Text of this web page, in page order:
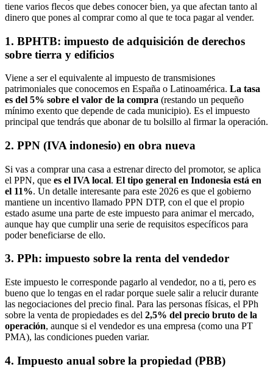
tiene varios flecos que debes conocer bien, ya que afectan tanto al
dinero que pones al comprar como al que te toca pagar al vender.
1. BPHTB: impuesto de adquisición de derechos
sobre tierra y edificios
Viene a ser el equivalente al impuesto de transmisiones
patrimoniales que conocemos en España o Latinoamérica. La tasa
es del 5% sobre el valor de la compra (restando un pequeño
mínimo exento que depende de cada municipio). Es el impuesto
principal que tendrás que abonar de tu bolsillo al firmar la operación.
2. PPN (IVA indonesio) en obra nueva
Si vas a comprar una casa a estrenar directo del promotor, se aplica
el PPN, que es el IVA local. El tipo general en Indonesia está en
el 11%. Un detalle interesante para este 2026 es que el gobierno
mantiene un incentivo llamado PPN DTP, con el que el propio
estado asume una parte de este impuesto para animar el mercado,
aunque hay que cumplir una serie de requisitos específicos para
poder beneficiarse de ello.
3. PPh: impuesto sobre la renta del vendedor
Este impuesto le corresponde pagarlo al vendedor, no a ti, pero es
bueno que lo tengas en el radar porque suele salir a relucir durante
las negociaciones del precio final. Para las personas físicas, el PPh
sobre la venta de propiedades es del 2,5% del precio bruto de la
operación, aunque si el vendedor es una empresa (como una PT
PMA), las condiciones pueden variar.
4. Impuesto anual sobre la propiedad (PBB)